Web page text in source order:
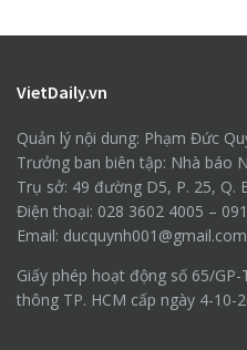
VietDaily.vn
Quản lý nội dung: Phạm Đức
Trưởng ban biên tập: Nhà báo
Trụ sở: 49 đường D5, P. 25, Q.
Điện thoại: 028 3602 4005 –
Email: ducquynh001@gmail.com
Giấy phép hoạt động số 65/
thông TP. HCM cấp ngày 4-10-